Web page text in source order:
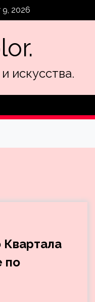
9, 2026
искусства.
Квартала
по